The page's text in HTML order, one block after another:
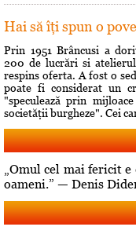
Hai să îţi spun o
Prin 1951 Brâncusi a
200 de lucrări si
respins oferta. A fost o
poate fi considerat un
"speculează prin
societăţii burgheze". Cei
„Omul cel mai fericit
oameni.” — Denis